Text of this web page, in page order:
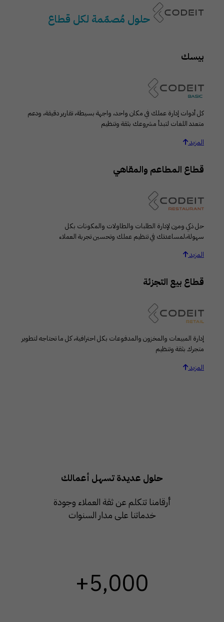
حلول مُصمّمة لكل قطاع
بيسك
كل أدوات إدارة عملك في مكان واحد، واجهة بسيطة، تقارير دقيقة، ودعم
متعدد اللغات لتبدأ مشروعك بثقة وتنظيم
المزيد
قطاع المطاعم والمقاهي
حل ذكي ومرن لإدارة الطلبات والطاولات والمكونات بكل
سهولة،لمساعدتك في تنظيم عملك وتحسين تجربة العملاء
المزيد
قطاع بيع التجزئة
إدارة المبيعات والمخزون والمدفوعات بكل احترافية، كل ما تحتاجه لتطوير
متجرك بثقة وتنظيم
المزيد
حلول عديدة تسهل أعمالك
أرقامنا تتكلم عن ثقة العملاء وجودة
خدماتنا على مدار السنوات
+5,000